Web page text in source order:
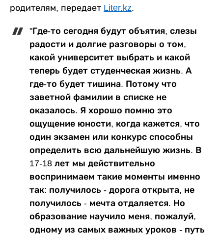
родителям, передает Liter.kz.
"Где-то сегодня будут объятия, слезы
радости и долгие разговоры о том,
какой университет выбрать и какой
теперь будет студенческая жизнь. А
где-то будет тишина. Потому что
заветной фамилии в списке не
оказалось. Я хорошо помню это
ощущение юности, когда кажется, что
один экзамен или конкурс способны
определить всю дальнейшую жизнь. В
17-18 лет мы действительно
воспринимаем такие моменты именно
так: получилось - дорога открыта, не
получилось - мечта отдаляется. Но
образование научило меня, пожалуй,
одному из самых важных уроков - путь